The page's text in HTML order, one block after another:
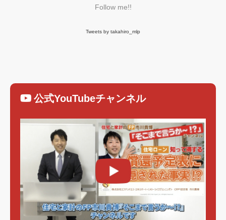
Follow me!!
Tweets by takahiro_mlp
公式YouTubeチャンネル